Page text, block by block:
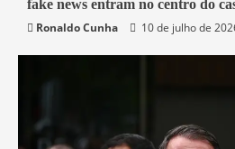
Belford Roxo
Brasil Política
fake news entram no centro do
Ronaldo Cunha
10 de julho de